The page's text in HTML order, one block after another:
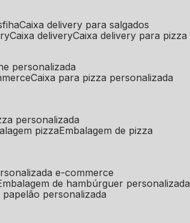
caixa delivery para salgados
caixa delivery caixa delivery para pizza
personalizada
caixa para pizza personalizada
personalizada
pizza embalagem de pizza
e-commerce
embalagem de hambúrguer personalizada
papelão personalizada